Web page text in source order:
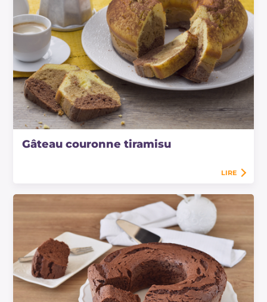
Gâteau couronne tiramisu
LIRE